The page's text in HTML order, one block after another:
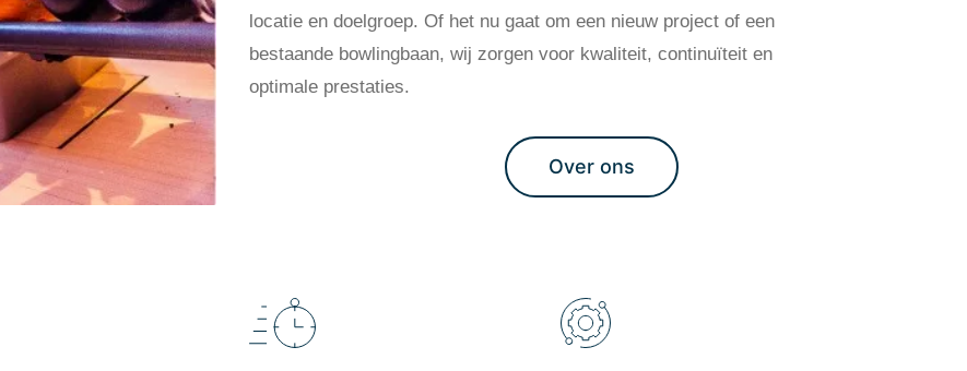
locatie en doelgroep. Of het nu gaat om een nieuw project of een
bestaande bowlingbaan, wij zorgen voor kwaliteit, continuïteit en
optimale prestaties.
Over ons